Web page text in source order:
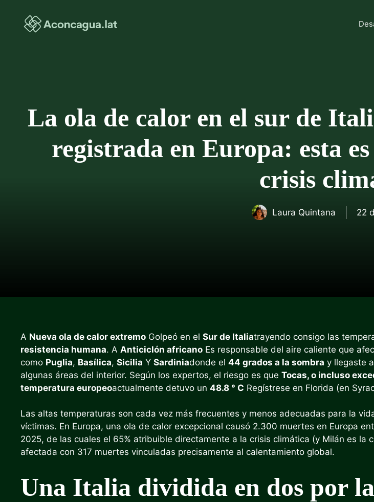
contenido
La ola de calor en el sur de
registrada en Europa: esta
crisis
Laura Quintana 22
A Nueva ola de calor extremo Golpeó en el Sur de Italiatrayendo consigo las
resistencia humana. A Anticiclón africano Es responsable del aire caliente que
como Puglia, Basílica, Sicilia Y Sardiniadonde el 44 grados a la sombra y llegaste
algunas áreas del interior. Según los expertos, el riesgo es que Tocas, o incluso
temperatura europeoactualmente detuvo un 48.8 ° C Regístrese en Florida (en
Las altas temperaturas son cada vez más frecuentes y menos adecuadas para la
víctimas. En Europa, una ola de calor excepcional causó 2.300 muertes en Europa
2025, de las cuales el 65% atribuible directamente a la crisis climática (y Milán es la
afectada con 317 muertes vinculadas precisamente al calentamiento global.
Una Italia dividida en dos por